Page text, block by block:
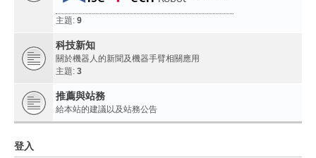
主題: 9
科技新知
關於機器人的新聞及機器手臂相關應用
主題: 3
推薦與站務
給本站的建議以及站務公告
登入